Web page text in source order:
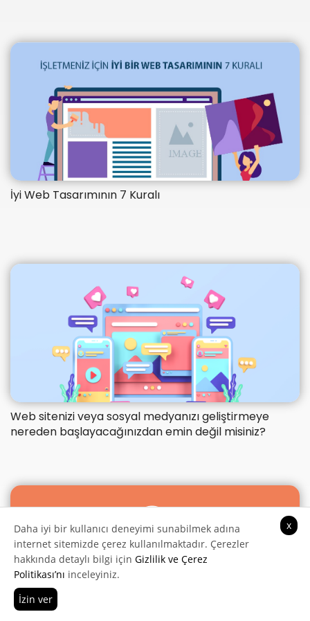
Hemen Ara
İyi Web Tasarımının 7 Kuralı
Web sitenizi veya sosyal medyanızı geliştirmeye
nereden başlayacağınızdan emin değil misiniz?
Daha iyi bir kullanıcı deneyimi sunabilmek adına
internet sitemizde çerez kullanılmaktadır. Çerezler
hakkında detaylı bilgi için Gizlilik ve Çerez
Politikası’nı inceleyiniz.
İzin ver
x